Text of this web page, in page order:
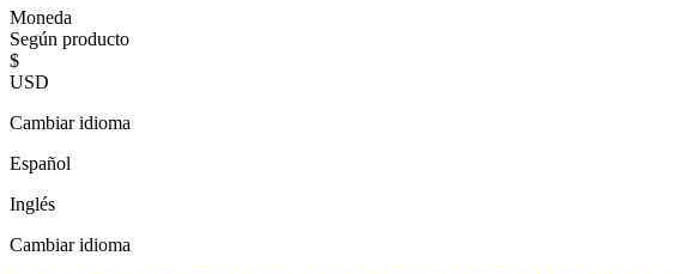
Moneda
Según producto
$
USD
Cambiar idioma
Español
Inglés
Cambiar idioma